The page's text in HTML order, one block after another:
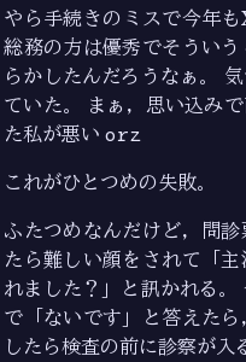
やら手続きのミスで今年
総務の方は優秀でそうい
らかしたんだろうなぁ。
ていた。 まぁ，思い込み
た私が悪いorz
これがひとつめの失敗。
ふたつめなんだけど，問診
たら難しい顔をされて「
れました？」と訊かれる
で「ないです」と答えた
したら検査の前に診察が入